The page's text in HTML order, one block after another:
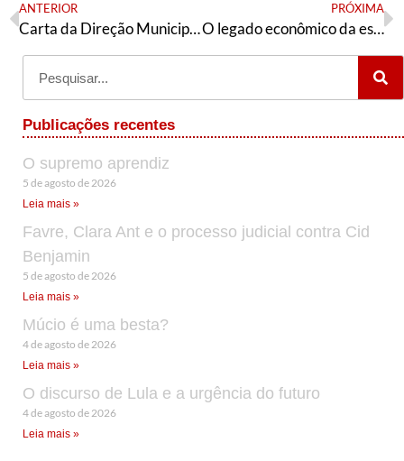
ANTERIOR
Carta da Direção Municipal da tendência petista Articulação de Esquerda – São Paulo
PRÓXIMA
O legado econômico da escravidão no Brasil
Publicações recentes
O supremo aprendiz
5 de agosto de 2026
Leia mais »
Favre, Clara Ant e o processo judicial contra Cid
Benjamin
5 de agosto de 2026
Leia mais »
Múcio é uma besta?
4 de agosto de 2026
Leia mais »
O discurso de Lula e a urgência do futuro
4 de agosto de 2026
Leia mais »